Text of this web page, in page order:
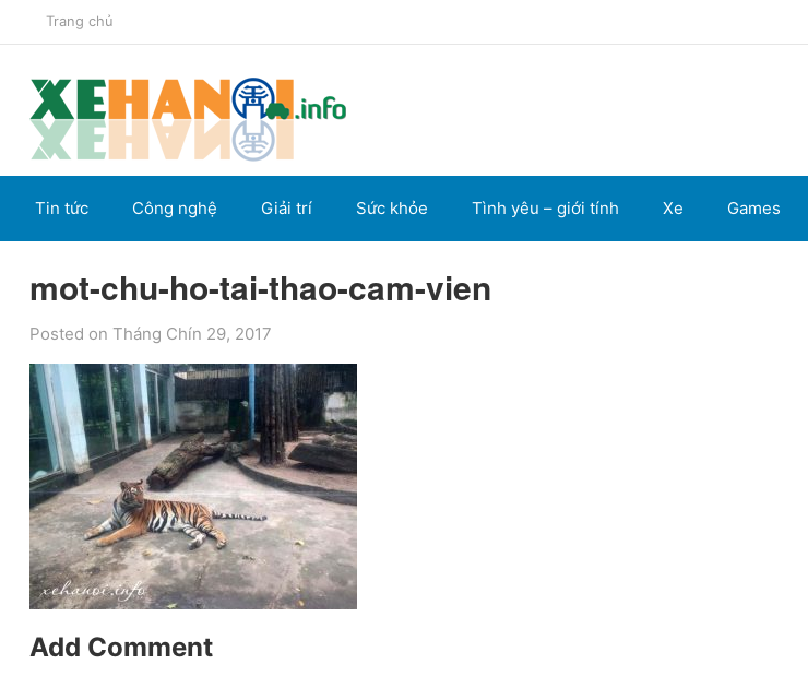
Trang chủ
Tin tức Công nghệ Giải trí Sức khỏe Tình yêu – giới tính Xe Games
mot-chu-ho-tai-thao-cam-vien
Posted on Tháng Chín 29, 2017
Add Comment